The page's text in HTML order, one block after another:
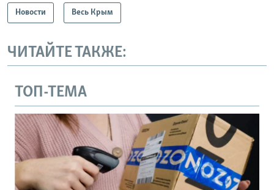
Новости Весь Крым
ЧИТАЙТЕ ТАКЖЕ:
ТОП-ТЕМА